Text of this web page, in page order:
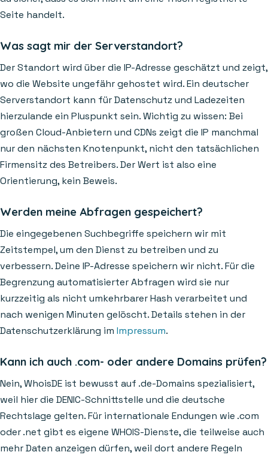
Seite handelt.
Was sagt mir der Serverstandort?
Der Standort wird über die IP-Adresse geschätzt und zeigt,
wo die Website ungefähr gehostet wird. Ein deutscher
Serverstandort kann für Datenschutz und Ladezeiten
hierzulande ein Pluspunkt sein. Wichtig zu wissen: Bei
großen Cloud-Anbietern und CDNs zeigt die IP manchmal
nur den nächsten Knotenpunkt, nicht den tatsächlichen
Firmensitz des Betreibers. Der Wert ist also eine
Orientierung, kein Beweis.
Werden meine Abfragen gespeichert?
Die eingegebenen Suchbegriffe speichern wir mit
Zeitstempel, um den Dienst zu betreiben und zu
verbessern. Deine IP-Adresse speichern wir nicht. Für die
Begrenzung automatisierter Abfragen wird sie nur
kurzzeitig als nicht umkehrbarer Hash verarbeitet und
nach wenigen Minuten gelöscht. Details stehen in der
Datenschutzerklärung im Impressum.
Kann ich auch .com- oder andere Domains prüfen?
Nein, WhoisDE ist bewusst auf .de-Domains spezialisiert,
weil hier die DENIC-Schnittstelle und die deutsche
Rechtslage gelten. Für internationale Endungen wie .com
oder .net gibt es eigene WHOIS-Dienste, die teilweise auch
mehr Daten anzeigen dürfen, weil dort andere Regeln